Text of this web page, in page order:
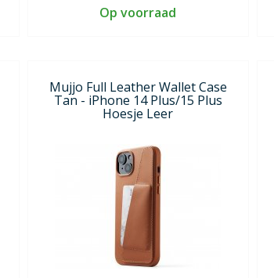
Op voorraad
Mujjo Full Leather Wallet Case
Tan - iPhone 14 Plus/15 Plus
Hoesje Leer